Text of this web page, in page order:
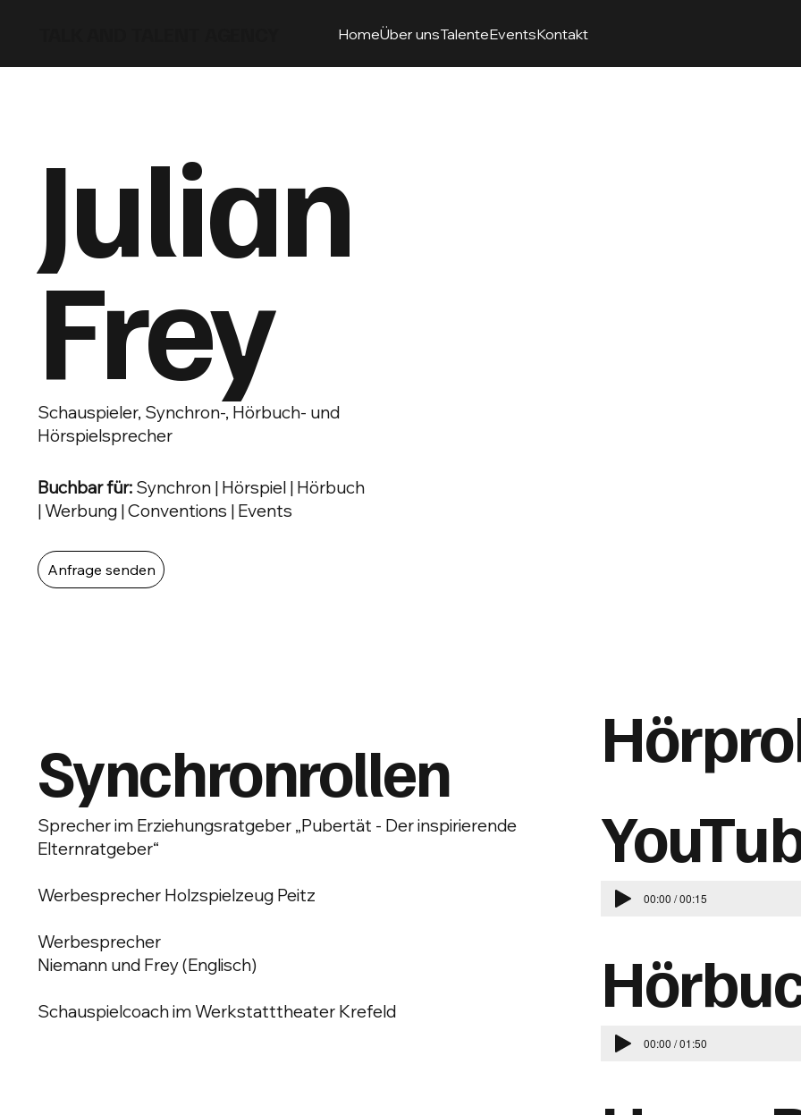
HomeÜber unsTalenteEventsKontakt
Julian
Frey
Schauspieler, Synchron-, Hörbuch- und
Hörspielsprecher
Buchbar für: Synchron | Hörspiel | Hörbuch
| Werbung | Conventions | Events
Anfrage senden
Synchronrollen
Sprecher im Erziehungsratgeber „Pubertät - Der inspirierende
Elternratgeber“
Werbesprecher Holzspielzeug Peitz
Werbesprecher
Niemann und Frey (Englisch)
Schauspielcoach im Werkstatttheater Krefeld
00:00 / 00:15
00:00 / 01:50